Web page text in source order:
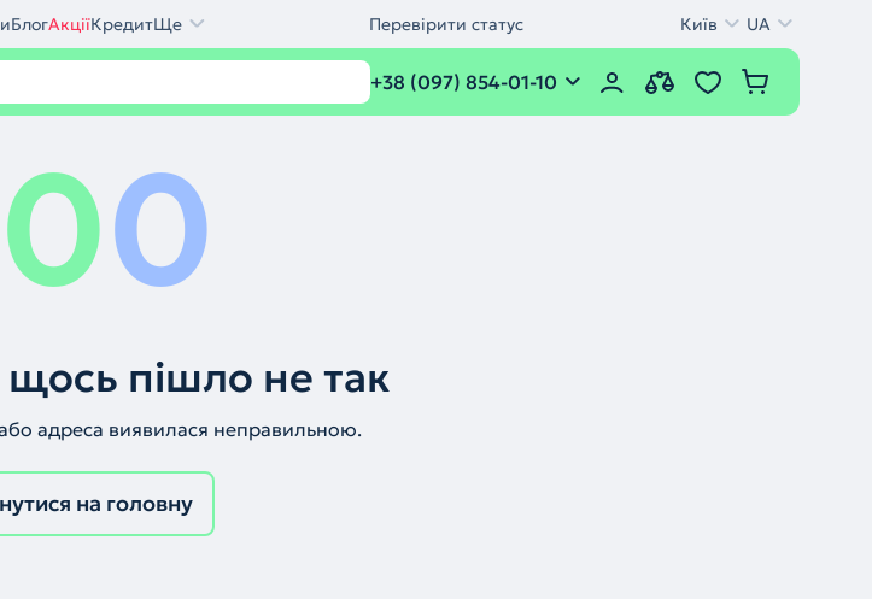
БлогАкціїКредитЩе Перевірити статус Київ UA
+38 (097) 854-01-10
00
пішло не так
адреса виявилася неправильною.
на головну